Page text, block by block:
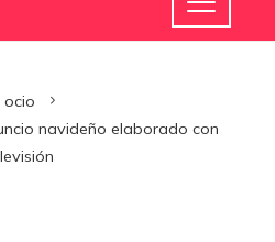
ocio
navideño elaborado con